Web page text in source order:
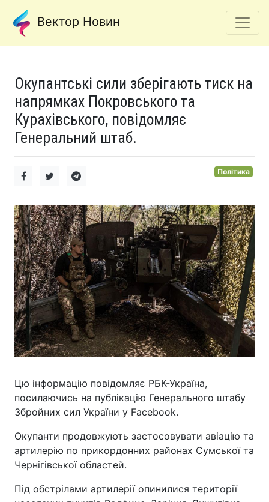
Вектор Новин
Окупантські сили зберігають тиск на
напрямках Покровського та
Курахівського, повідомляє
Генеральний штаб.
Політика
Цю інформацію повідомляє РБК-Україна,
посилаючись на публікацію Генерального штабу
Збройних сил України у Facebook.
Окупанти продовжують застосовувати авіацію та
артилерію по прикордонних районах Сумської та
Чернігівської областей.
Під обстрілами артилерії опинилися території